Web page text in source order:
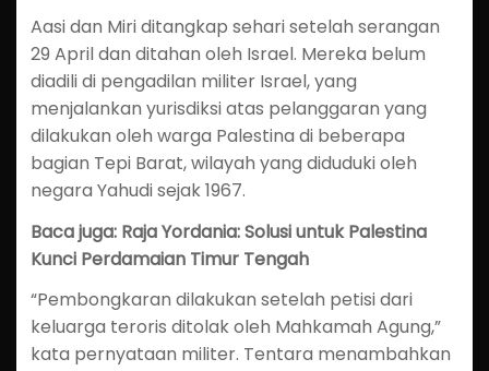
Aasi dan Miri ditangkap sehari setelah serangan
29 April dan ditahan oleh Israel. Mereka belum
diadili di pengadilan militer Israel, yang
menjalankan yurisdiksi atas pelanggaran yang
dilakukan oleh warga Palestina di beberapa
bagian Tepi Barat, wilayah yang diduduki oleh
negara Yahudi sejak 1967.
Baca juga: Raja Yordania: Solusi untuk Palestina
Kunci Perdamaian Timur Tengah
“Pembongkaran dilakukan setelah petisi dari
keluarga teroris ditolak oleh Mahkamah Agung,”
kata pernyataan militer. Tentara menambahkan